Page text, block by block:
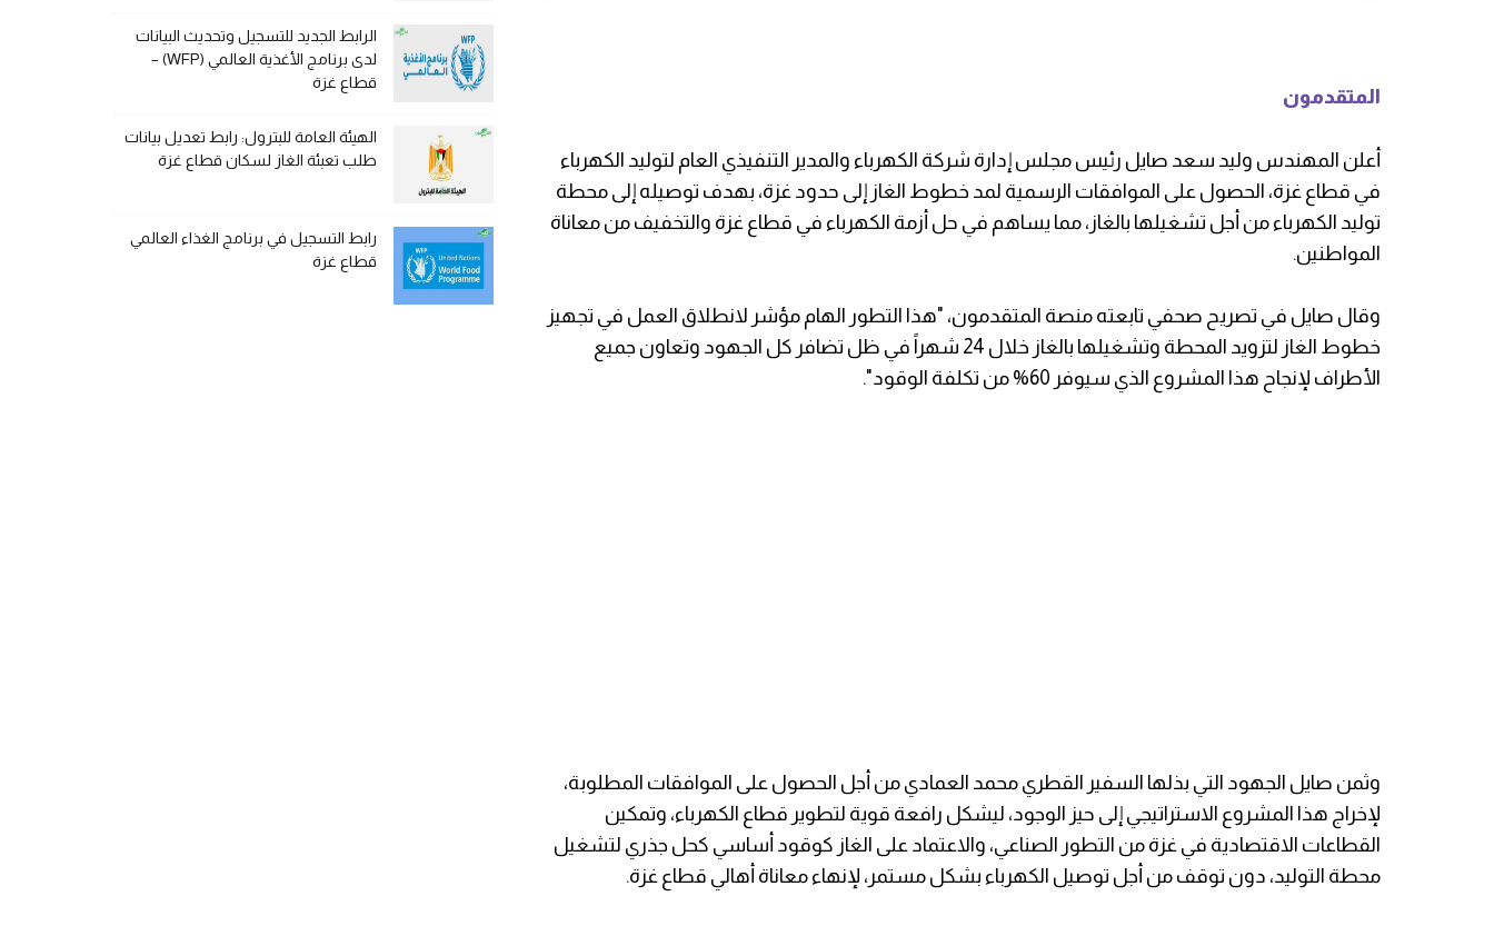
المتقدمون
أعلن المهندس وليد سعد صايل رئيس مجلس إدارة شركة الكهرباء والمدير التنفيذي العام لتوليد الكهرباء
في قطاع غزة، الحصول على الموافقات الرسمية لمد خطوط الغاز إلى حدود غزة، بهدف توصيله إلى محطة
توليد الكهرباء من أجل تشغيلها بالغاز، مما يساهم في حل أزمة الكهرباء في قطاع غزة والتخفيف من معاناة
المواطنين.
وقال صايل في تصريح صحفي تابعته منصة المتقدمون، "هذا التطور الهام مؤشر لانطلاق العمل في تجهيز
خطوط الغاز لتزويد المحطة وتشغيلها بالغاز خلال 24 شهراً في ظل تضافر كل الجهود وتعاون جميع
الأطراف لإنجاح هذا المشروع الذي سيوفر 60% من تكلفة الوقود".
وثمن صايل الجهود التي بذلها السفير القطري محمد العمادي من أجل الحصول على الموافقات المطلوبة،
لإخراج هذا المشروع الاستراتيجي إلى حيز الوجود، ليشكل رافعة قوية لتطوير قطاع الكهرباء، وتمكين
القطاعات الاقتصادية في غزة من التطور الصناعي، والاعتماد على الغاز كوقود أساسي كحل جذري لتشغيل
محطة التوليد، دون توقف من أجل توصيل الكهرباء بشكل مستمر، لإنهاء معاناة أهالي قطاع غزة.
الرابط الجديد للتسجيل وتحديث البيانات
لدى برنامج الأغذية العالمي (WFP) –
قطاع غزة
الهيئة العامة للبترول: رابط تعديل بيانات
طلب تعبئة الغاز لسكان قطاع غزة
رابط التسجيل في برنامج الغذاء العالمي
قطاع غزة